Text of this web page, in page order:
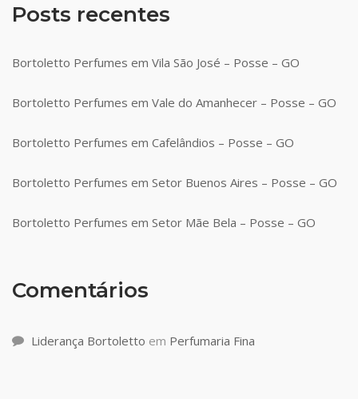
Posts recentes
Bortoletto Perfumes em Vila São José – Posse – GO
Bortoletto Perfumes em Vale do Amanhecer – Posse – GO
Bortoletto Perfumes em Cafelândios – Posse – GO
Bortoletto Perfumes em Setor Buenos Aires – Posse – GO
Bortoletto Perfumes em Setor Mãe Bela – Posse – GO
Comentários
Liderança Bortoletto em Perfumaria Fina